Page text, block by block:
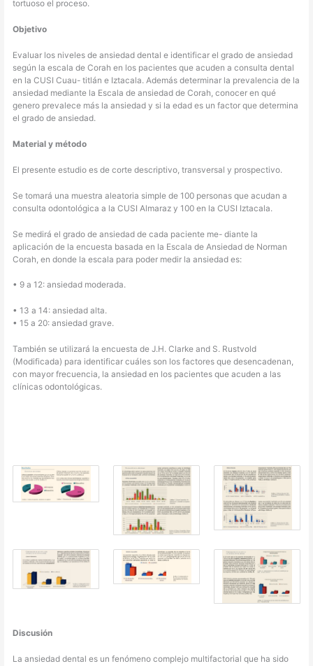
tortuoso el proceso.
Objetivo
Evaluar los niveles de ansiedad dental e identificar el grado de ansiedad
según la escala de Corah en los pacientes que acuden a consulta dental
en la CUSI Cuau- titlán e Iztacala. Además determinar la prevalencia de la
ansiedad mediante la Escala de ansiedad de Corah, conocer en qué
genero prevalece más la ansiedad y si la edad es un factor que determina
el grado de ansiedad.
Material y método
El presente estudio es de corte descriptivo, transversal y prospectivo.
Se tomará una muestra aleatoria simple de 100 personas que acudan a
consulta odontológica a la CUSI Almaraz y 100 en la CUSI Iztacala.
Se medirá el grado de ansiedad de cada paciente me- diante la
aplicación de la encuesta basada en la Escala de Ansiedad de Norman
Corah, en donde la escala para poder medir la ansiedad es:
• 9 a 12: ansiedad moderada.
• 13 a 14: ansiedad alta.
• 15 a 20: ansiedad grave.
También se utilizará la encuesta de J.H. Clarke and S. Rustvold
(Modificada) para identificar cuáles son los factores que desencadenan,
con mayor frecuencia, la ansiedad en los pacientes que acuden a las
clínicas odontológicas.
Discusión
La ansiedad dental es un fenómeno complejo multifactorial que ha sido